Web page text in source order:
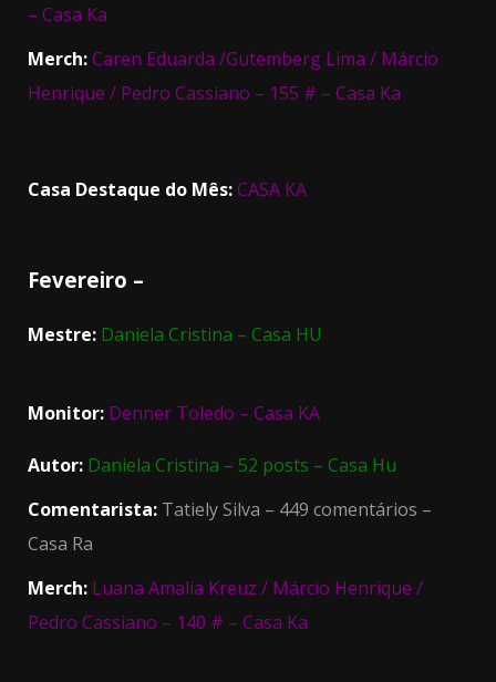
– Casa Ka
Merch:Caren Eduarda /Gutemberg Lima / Márcio
Henrique / Pedro Cassiano – 155 # – Casa Ka
Casa Destaque do Mês:CASA KA
Fevereiro –
Mestre: Daniela Cristina – Casa HU
Monitor: Denner Toledo – Casa KA
Autor: Daniela Cristina – 52 posts – Casa Hu
Comentarista: Tatiely Silva – 449 comentários –
Casa Ra
Merch: Luana Amalia Kreuz / Márcio Henrique /
Pedro Cassiano – 140 # – Casa Ka